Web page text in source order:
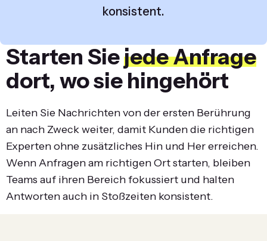
konsistent.
Starten Siejede Anfrage
dort, wo sie hingehört
Leiten Sie Nachrichten von der ersten Berührung
an nach Zweck weiter, damit Kunden die richtigen
Experten ohne zusätzliches Hin und Her erreichen.
Wenn Anfragen am richtigen Ort starten, bleiben
Teams auf ihren Bereich fokussiert und halten
Antworten auch in Stoßzeiten konsistent.